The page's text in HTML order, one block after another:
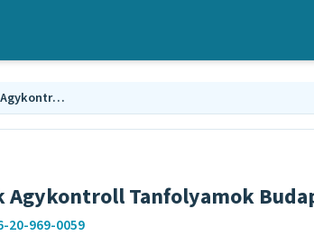
Felnőtt és Gyermek Agykontroll Tanfolyamok Budapest
Agykontroll Tanfolyamok
20-969-0059